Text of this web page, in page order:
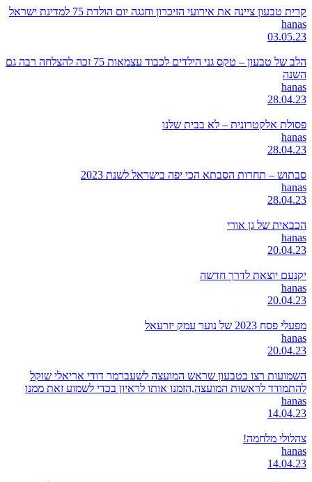
קרית טבעון ציינה את אירועי הזיכרון וחגגה יום הולדת 75 למדינת ישראל
hanas
03.05.23
הלב של טבעון – טקס גני הילדים לכבוד עצמאות 75 זכה להצלחה רבה גם
השנה
hanas
28.04.23
פסולת אלקטרונית – לא בבית שלנו
hanas
28.04.23
סבתוש – תחרות הסבתא הכי יפה בישראל לשנת 2023
hanas
28.04.23
הכבאית של גן אורי
hanas
20.04.23
יקנעם יוצאת לדרך חדשה
hanas
20.04.23
מפעלי פסח 2023 של נוער עמק יזרעאל
hanas
20.04.23
השמועות רצו בטבעון שראש המועצה לשעברמר דודי אריאלי שוקל
להתמודד לראשות המועצה,הזמנו אותו לראיון בכדי לשמוע זאת ממנו
hanas
14.04.23
צהלולי מלחמה!
hanas
14.04.23